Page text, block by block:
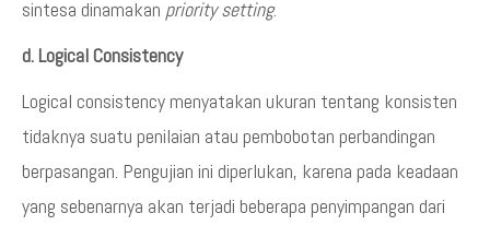
sintesa dinamakan priority setting.
d. Logical Consistency
Logical consistency menyatakan ukuran tentang konsisten
tidaknya suatu penilaian atau pembobotan perbandingan
berpasangan. Pengujian ini diperlukan, karena pada keadaan
yang sebenarnya akan terjadi beberapa penyimpangan dari